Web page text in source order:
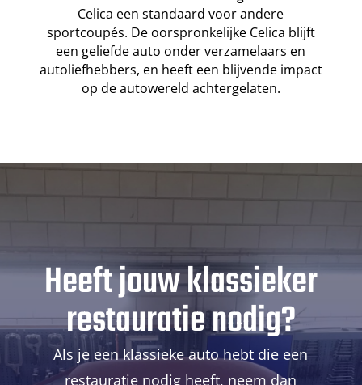
Celica een standaard voor andere
sportcoupés. De oorspronkelijke Celica blijft
een geliefde auto onder verzamelaars en
autoliefhebbers, en heeft een blijvende impact
op de autowereld achtergelaten.
Heeft jouw klassieker
restauratie nodig?
Als je een klassieke auto hebt die een
restauratie nodig heeft, neem dan